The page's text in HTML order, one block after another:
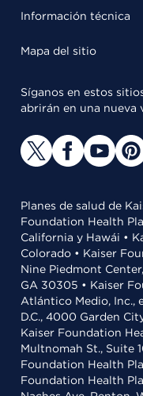
Información técnica
Mapa del sitio
Síganos en estos
abrirán en una nueva
Planes de salud de
Foundation Health
California y Hawái •
Colorado • Kaiser
Nine Piedmont
GA 30305 • Kaiser
Atlántico Medio, Inc.,
D.C., 4000 Garden
Kaiser Foundation
Multnomah St., Suite
Foundation Health
Foundation Health